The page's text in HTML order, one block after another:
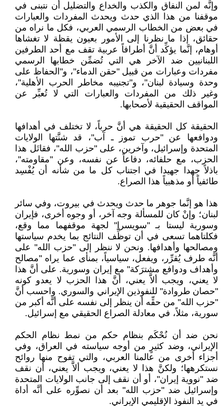
وإنَّه لمن النفاق والكذب والخداع والتضليل أن نتبنى في
موقفنا من هذا الذي حدث ويحدث المفردات والعبارات
في بعض من الخطاب الرسمي العربي، فكل ما نراه من
حقائق، إذا ما نظرنا إلى الأمور بعيون يقظة لا تغشاها
أوهام، إنَّما يؤكِّد أنَّ أطرافاً عربية تقف مع أحد الطرفين
اللبنانيين ضد الآخر هي التي تُضمِّن خطابها الرسمي
مفردات وعبارات من قبيل "حقن الدماء"، و"الحفاظ على
وحدة وسيادة لبنان"، و"تجنيبه مخاطر الحرب الأهلية"،
وغير ذلك من المفردات والعبارات التي لا تُعبِّر عن
المواقف الحقيقية لأصحابها.
الحقيقة كل الحقيقة هي أنَّ حرباً، لا تختلف في أهدافها
ودوافعها عن "حرب تموز ـ آب"، قد شنَّتها الولايات
المتحدة وإسرائيل، وآخرين، على "حزب الله"، فقاتَل هذا
الحزب، مع حلفائه، دفاعاً عن نفسه، وعن "مقاومته"،
باذلاً جهدا جهيدا في اجتناب كل ما من شأنه أن يُفْسِد
طائفياً أو مذهبياً هذا الصراع.
هذا هو إنَّما جوهر ما حدث ويحدث في بيروت، وفي سائر
لبنان؛ وإنْ كان للمسألة وجه آخر، أو وجوه أخرى، فإيران
وسورية ليستا بـ "سويسرا" لجهة موقفهما مما وقع،
فكلتاهما تسعى في أن توظِّف النتائج بما يخدم سياستها
ومصالحها وأهدافها. ونحن لا ننظر إلى "حزب الله" على
أنَّه طرف يُقرِّر، ويفعل، سياسياً، بمنأى عما يراه "مصالح
وأهداف ودوافع مشترَكة" مع إيران وسورية. على أنَّ هذا
لا يعني، ويجب ألاَّ يعني، أنَّ هذا الحزب لا يعدو كونه
"حصان طروادة" للنفوذين الإيراني والسوري. واحسب أنَّ
"حزب الله" من حقِّه أن ينظر إلى نفسه على أنَّه أكبر من
سورية، مثلاً، في معادلة الصراع الحقيقي مع إسرائيل.
نحن ضد أن نُحْكَم بنظام حكم من نمط نظام الحكم
الإيراني، وضد كثيرٍ من أوجه سياسته في العراق، وفي
أجزاء أخرى من عالمنا العربي، والتي تفوح منها روائح
نستكرهها؛ ولكنَّ هذا لا يعني، ويجب ألاَّ يعني، أن نقف
ضد "نووية إيران"، أو أن نقف إلى جانب الولايات المتحدة
وإسرائيل ضد "حزب الله" بعد أن نصوِّره على أنَّه أداة
في يد النفوذ الإقليمي الإيراني.